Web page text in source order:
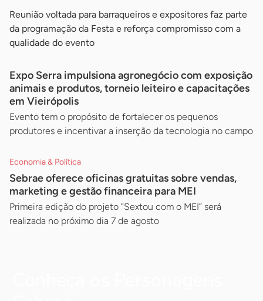
Reunião voltada para barraqueiros e expositores faz parte
da programação da Festa e reforça compromisso com a
qualidade do evento
Expo Serra impulsiona agronegócio com exposição
animais e produtos, torneio leiteiro e capacitações
em Vieirópolis
Evento tem o propósito de fortalecer os pequenos
produtores e incentivar a inserção da tecnologia no campo
Economia & Política
Sebrae oferece oficinas gratuitas sobre vendas,
marketing e gestão financeira para MEI
Primeira edição do projeto “Sextou com o MEI” será
realizada no próximo dia 7 de agosto